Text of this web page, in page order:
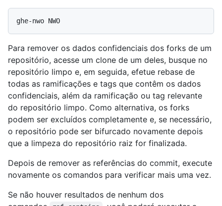
Para remover os dados confidenciais dos forks de um
repositório, acesse um clone de um deles, busque no
repositório limpo e, em seguida, efetue rebase de
todas as ramificações e tags que contêm os dados
confidenciais, além da ramificação ou tag relevante
do repositório limpo. Como alternativa, os forks
podem ser excluídos completamente e, se necessário,
o repositório pode ser bifurcado novamente depois
que a limpeza do repositório raiz for finalizada.
Depois de remover as referências do commit, execute
novamente os comandos para verificar mais uma vez.
Se não houver resultados de nenhum dos